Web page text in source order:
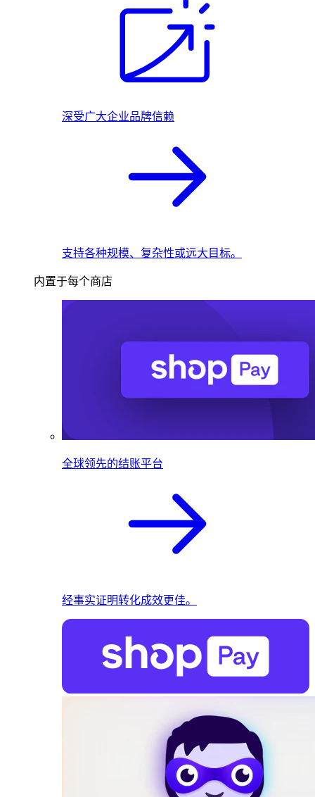
深受广大企业品牌信赖
支持各种规模、复杂性或远大目标。
内置于每个商店
全球领先的结账平台
经事实证明转化成效更佳。